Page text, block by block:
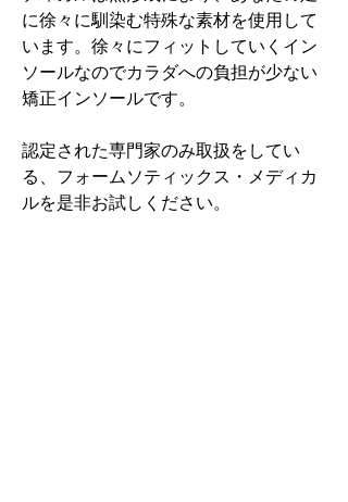
に徐々に馴染む特殊な素材を使用して
います。徐々にフィットしていくイン
ソールなのでカラダへの負担が少ない
矯正インソールです。
認定された専門家のみ取扱をしてい
る、フォームソティックス・メディカ
ルを是非お試しください。